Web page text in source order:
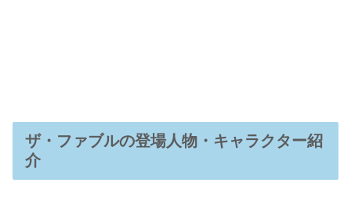
ザ・ファブルの登場人物・キャラクター紹
介